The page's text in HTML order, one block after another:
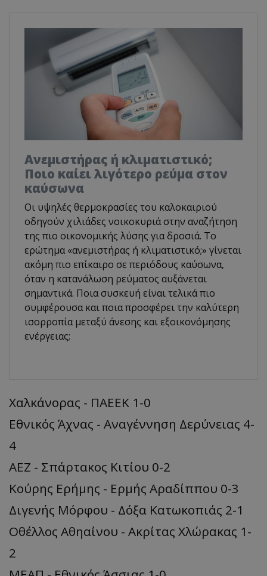
Ανεμιστήρας ή κλιματιστικό;
Ποιο καίει λιγότερο ρεύμα στον
καύσωνα
Οι υψηλές θερμοκρασίες του καλοκαιριού
οδηγούν χιλιάδες νοικοκυριά στην αναζήτηση
της πιο οικονομικής λύσης για δροσιά. Το
ερώτημα «ανεμιστήρας ή κλιματιστικό;» γίνεται
ακόμη πιο επίκαιρο σε περιόδους καύσωνα,
όταν η κατανάλωση ρεύματος αυξάνεται
σημαντικά. Ποια συσκευή είναι τελικά πιο
συμφέρουσα και ποια προσφέρει την καλύτερη
ισορροπία μεταξύ άνεσης και εξοικονόμησης
ενέργειας;
Χαλκάνορας - ΠΑΕΕΚ 1-0
Εθνικός Άχνας - Αναγέννηση Δερύνειας 4-
4
ΑΕΖ - Σπάρτακος Κιτίου 0-2
Κούρης Ερήμης - Ερμής Αραδίππου 0-3
Διγενής Μόρφου - Δόξα Κατωκοπιάς 2-1
Οθέλλος Αθηαίνου - Ακρίτας Χλώρακας 1-
2